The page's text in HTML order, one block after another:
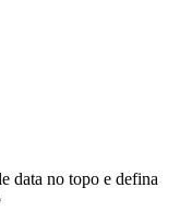
data no topo e defina